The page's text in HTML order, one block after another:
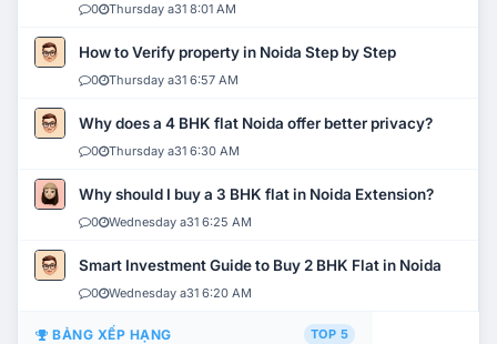
0 Thursday a31 8:01 AM
How to Verify property in Noida Step by Step
0 Thursday a31 6:57 AM
Why does a 4 BHK flat Noida offer better privacy?
0 Thursday a31 6:30 AM
Why should I buy a 3 BHK flat in Noida Extension?
0 Wednesday a31 6:25 AM
Smart Investment Guide to Buy 2 BHK Flat in Noida
0 Wednesday a31 6:20 AM
BẢNG XẾP HẠNG TOP 5